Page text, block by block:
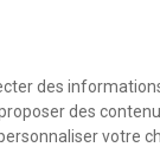
manque de
? Vous vous
des
des
votre